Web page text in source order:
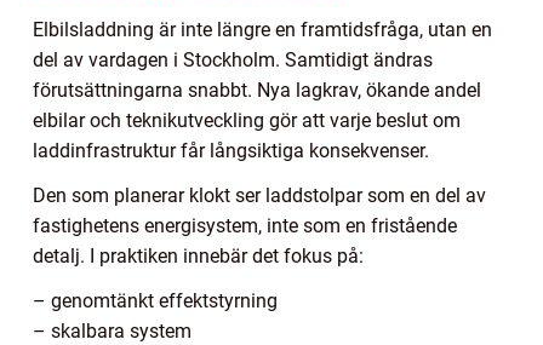
Elbilsladdning är inte längre en framtidsfråga, utan en
del av vardagen i Stockholm. Samtidigt ändras
förutsättningarna snabbt. Nya lagkrav, ökande andel
elbilar och teknikutveckling gör att varje beslut om
laddinfrastruktur får långsiktiga konsekvenser.
Den som planerar klokt ser laddstolpar som en del av
fastighetens energisystem, inte som en fristående
detalj. I praktiken innebär det fokus på:
– genomtänkt effektstyrning
– skalbara system